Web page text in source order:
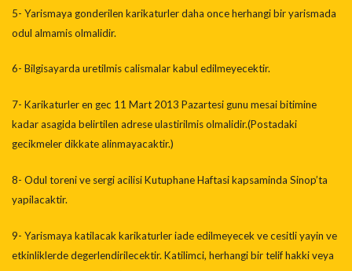
5- Yarismaya gonderilen karikaturler daha once herhangi bir yarismada
odul almamis olmalidir.
6- Bilgisayarda uretilmis calismalar kabul edilmeyecektir.
7- Karikaturler en gec 11 Mart 2013 Pazartesi gunu mesai bitimine
kadar asagida belirtilen adrese ulastirilmis olmalidir.(Postadaki
gecikmeler dikkate alinmayacaktir.)
8- Odul toreni ve sergi acilisi Kutuphane Haftasi kapsaminda Sinop’ta
yapilacaktir.
9- Yarismaya katilacak karikaturler iade edilmeyecek ve cesitli yayin ve
etkinliklerde degerlendirilecektir. Katilimci, herhangi bir telif hakki veya